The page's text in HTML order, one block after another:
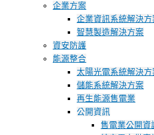
企業方案
企業資訊系統解決方
智慧製造解決方案
資安防護
能源整合
太陽光電系統解決方
儲能系統解決方案
再生能源售電業
公開資訊
售電業公開資